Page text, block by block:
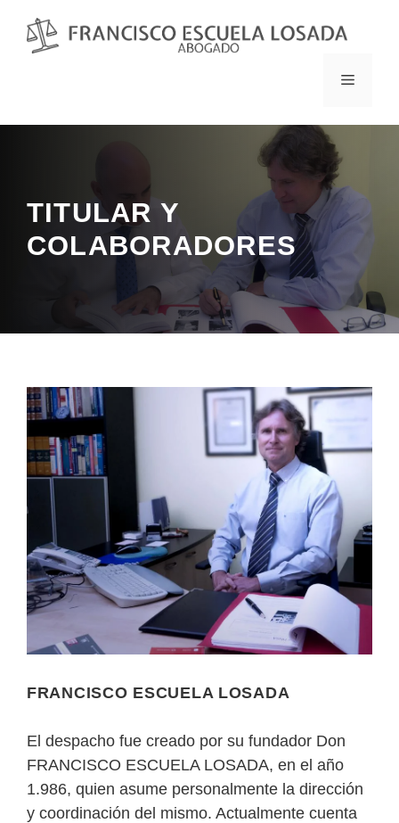
contenido
MENÚ
TITULAR Y
COLABORADORES
FRANCISCO ESCUELA LOSADA
El despacho fue creado por su fundador Don
FRANCISCO ESCUELA LOSADA, en el año
1.986, quien asume personalmente la dirección
y coordinación del mismo. Actualmente cuenta